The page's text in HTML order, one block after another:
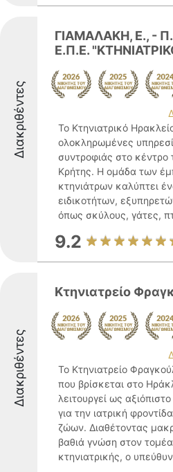
Διακριθέντες
ΓΙΑΜΑΛΑΚΗ, Ε., -
Ε.Π.Ε.
Το Κτηνιατρικό
ολοκληρωμένες
συντροφιάς στο κέντρο
Κρήτης. Η ομάδα των
κτηνιάτρων καλύπτει
ειδικοτήτων,
όπως σκύλους, γάτες,
9.2
Διακριθέντες
Κτηνιατρείο
Το Κτηνιατρείο
που βρίσκεται στο
λειτουργεί ως
για την ιατρική
ζώων. Διαθέτοντας
βαθιά γνώση στον
κτηνιατρικής, ο